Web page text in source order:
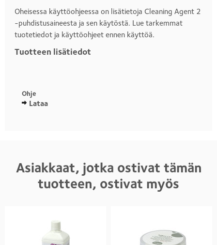
Oheisessa käyttöohjeessa on lisätietoja Cleaning Agent 2
-puhdistusaineesta ja sen käytöstä. Lue tarkemmat
tuotetiedot ja käyttöohjeet ennen käyttöä.
Tuotteen lisätiedot
Ohje
Lataa
Asiakkaat, jotka ostivat tämän
tuotteen, ostivat myös